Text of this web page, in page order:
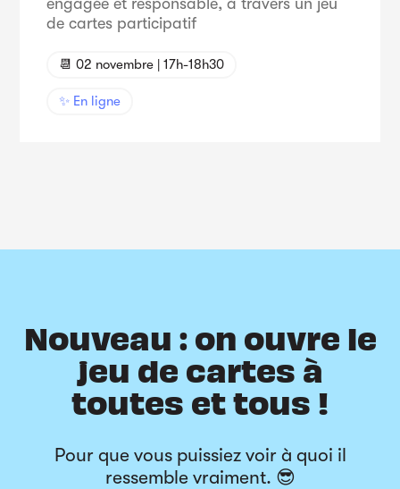
de cartes participatif
📆 02 novembre | 17h-18h30
✨ En ligne
Nouveau : on ouvre le
jeu de cartes à
toutes et tous !
Pour que vous puissiez voir à quoi il
ressemble vraiment. 😎